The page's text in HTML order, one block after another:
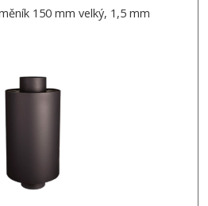
150 mm velký, 1,5 mm